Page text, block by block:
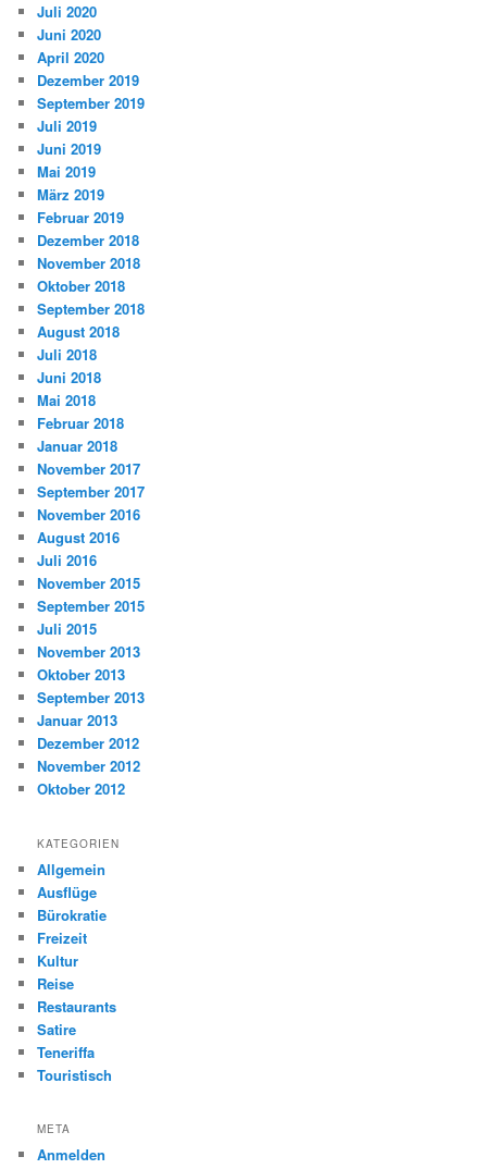
Juli 2020
Juni 2020
April 2020
Dezember 2019
September 2019
Juli 2019
Juni 2019
Mai 2019
März 2019
Februar 2019
Dezember 2018
November 2018
Oktober 2018
September 2018
August 2018
Juli 2018
Juni 2018
Mai 2018
Februar 2018
Januar 2018
November 2017
September 2017
November 2016
August 2016
Juli 2016
November 2015
September 2015
Juli 2015
November 2013
Oktober 2013
September 2013
Januar 2013
Dezember 2012
November 2012
Oktober 2012
KATEGORIEN
Allgemein
Ausflüge
Bürokratie
Freizeit
Kultur
Reise
Restaurants
Satire
Teneriffa
Touristisch
META
Anmelden